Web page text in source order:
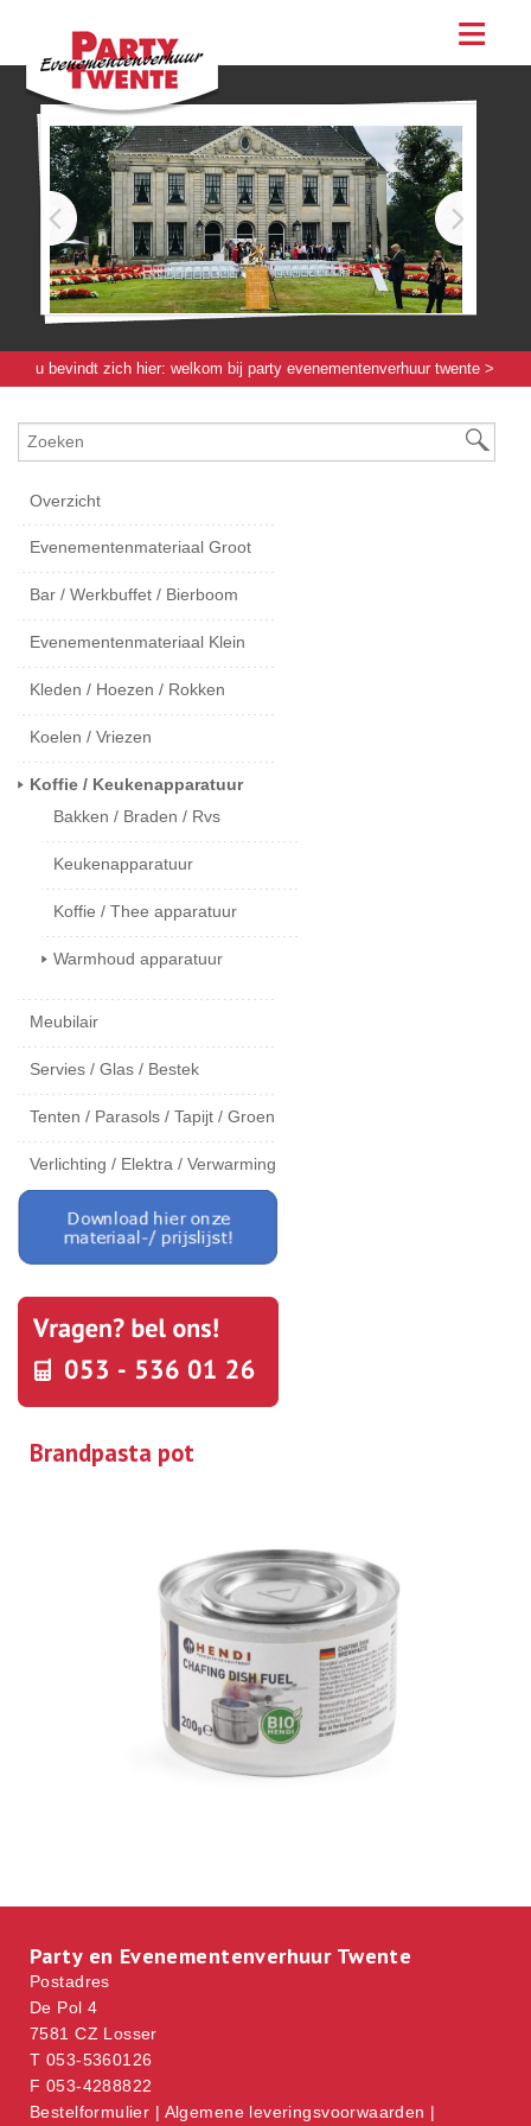
assortiment
evenementen
feesten
bestellen
contact
u bevindt zich hier: welkom bij party evenementenverhuur twente >
Overzicht
Evenementenmateriaal Groot
Bar / Werkbuffet / Bierboom
Evenementenmateriaal Klein
Kleden / Hoezen / Rokken
Koelen / Vriezen
Koffie / Keukenapparatuur
Bakken / Braden / Rvs
Keukenapparatuur
Koffie / Thee apparatuur
Warmhoud apparatuur
Meubilair
Servies / Glas / Bestek
Tenten / Parasols / Tapijt / Groen
Verlichting / Elektra / Verwarming
Brandpasta pot
Party en Evenementenverhuur Twente
Postadres
De Pol 4
7581 CZ Losser
T 053-5360126
F 053-4288822
Bestelformulier | Algemene leveringsvoorwaarden |